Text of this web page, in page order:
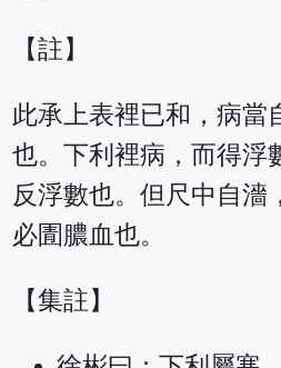
【註】
此承上表裡已和，病當
也。下利裡病，而得浮
反浮數也。但尺中自濇
必圊膿血也。
【集註】